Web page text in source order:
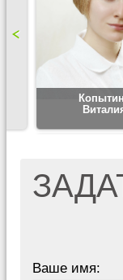
Ваше имя: